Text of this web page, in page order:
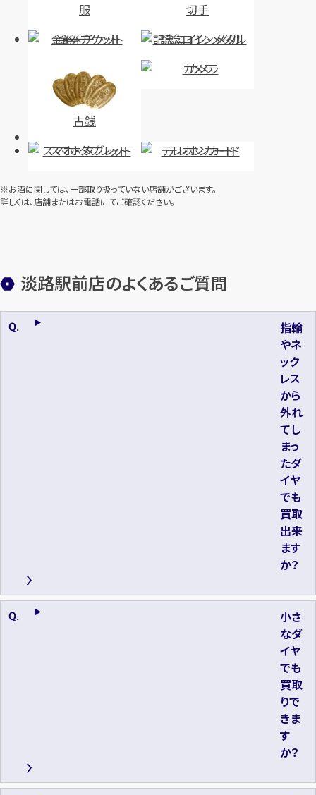
服
切手
金券・チケット
記念コイン・メダル
古銭
カメラ
スマホ・タブレット テレホンカード
※お酒に関しては、一部取り扱っていない店舗がございます。
詳しくは、店舗またはお電話にてご確認ください。
淡路駅前店のよくあるご質問
指輪
やネ
ック
レス
から
外れ
てし
まっ
たダ
イヤ
でも
買取
出来
ます
か？
小さ
なダ
イヤ
でも
買取
りで
きま
す
か？